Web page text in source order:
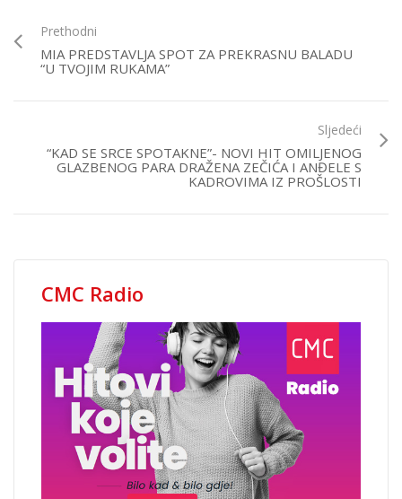
Prethodni
MIA PREDSTAVLJA SPOT ZA PREKRASNU BALADU
“U TVOJIM RUKAMA”
Sljedeći
“KAD SE SRCE SPOTAKNE”- NOVI HIT OMILJENOG
GLAZBENOG PARA DRAŽENA ZEČIĆA I ANĐELE S
KADROVIMA IZ PROŠLOSTI
CMC Radio